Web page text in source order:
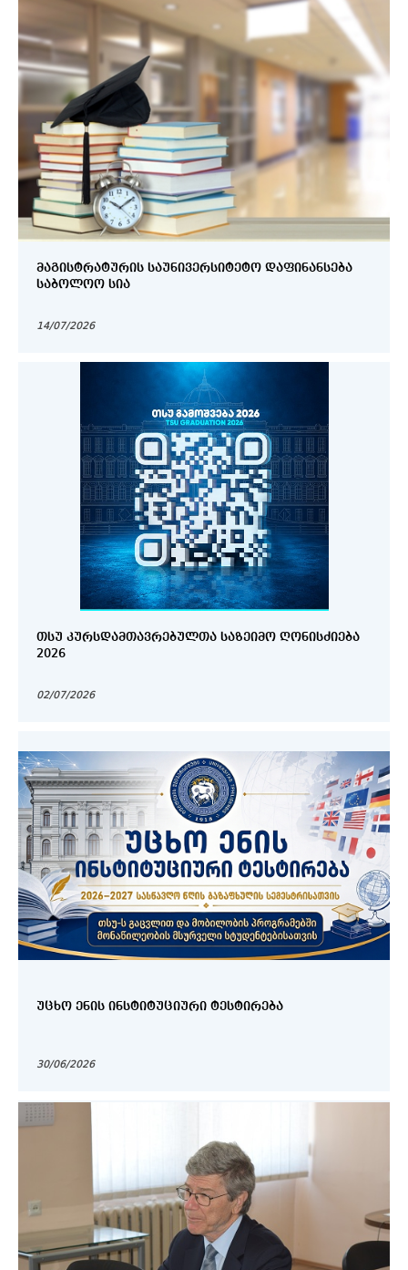
ᲛᲐᲒᲘᲡᲢᲠᲐᲢᲣᲠᲘᲡ ᲡᲐᲣᲜᲘᲕᲔᲠᲡᲘᲢᲔᲢᲝ ᲓᲐᲤᲘᲜᲐᲜᲡᲔᲑᲐ
ᲡᲐᲑᲝᲚᲝᲝ ᲡᲘᲐ
14/07/2026
ᲗᲡᲣ ᲙᲣᲠᲡᲓᲐᲛᲗᲐᲕᲠᲔᲑᲣᲚᲗᲐ ᲡᲐᲖᲔᲘᲛᲝ ᲦᲝᲜᲘᲡᲫᲘᲔᲑᲐ
2026
02/07/2026
ᲣᲪᲮᲝ ᲔᲜᲘᲡ ᲘᲜᲡᲢᲘᲢᲣᲪᲘᲣᲠᲘ ᲢᲔᲡᲢᲘᲠᲔᲑᲐ
30/06/2026